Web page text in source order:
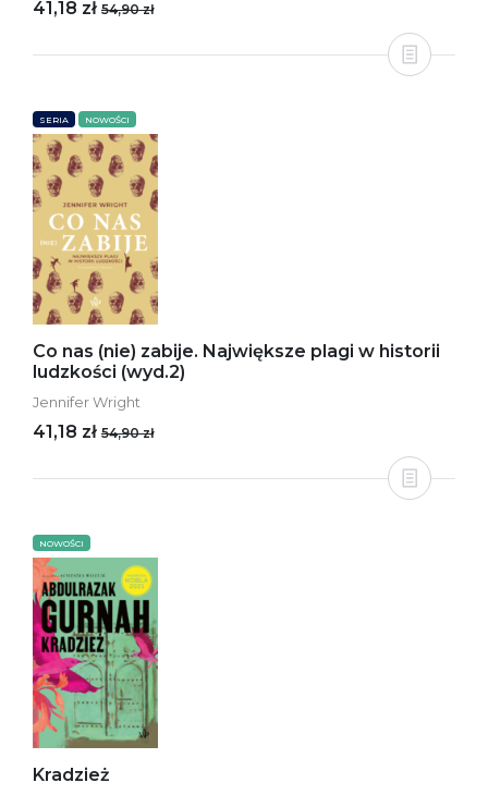
41,18 zł 54,90 zł
SERIA NOWOŚCI
Co nas (nie) zabije. Największe plagi w historii
ludzkości (wyd.2)
Jennifer Wright
41,18 zł 54,90 zł
NOWOŚCI
Kradzież